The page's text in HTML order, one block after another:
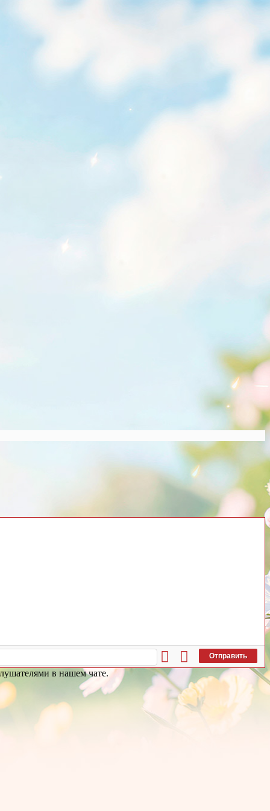
Отправить
в нашем чате.